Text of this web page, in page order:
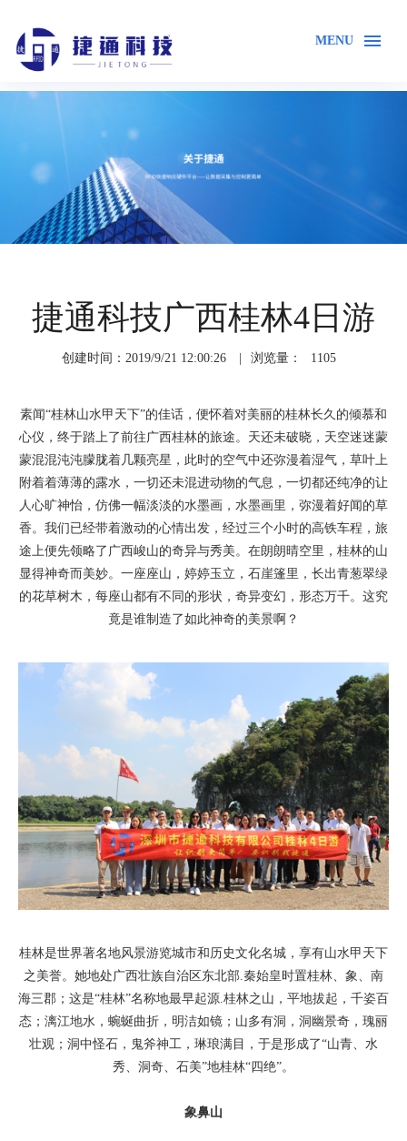
MENU
捷通科技广西桂林4日游
创建时间：2019/9/21 12:00:26 浏览量： 1105
素闻“桂林山水甲天下”的佳话，便怀着对美丽的桂林长久的倾慕和
心仪，终于踏上了前往广西桂林的旅途。天还未破晓，天空迷迷蒙
蒙混混沌沌朦胧着几颗亮星，此时的空气中还弥漫着湿气，草叶上
附着着薄薄的露水，一切还未混进动物的气息，一切都还纯净的让
人心旷神怡，仿佛一幅淡淡的水墨画，水墨画里，弥漫着好闻的草
香。我们已经带着激动的心情出发，经过三个小时的高铁车程，旅
途上便先领略了广西峻山的奇异与秀美。在朗朗晴空里，桂林的山
显得神奇而美妙。一座座山，婷婷玉立，石崖篷里，长出青葱翠绿
的花草树木，每座山都有不同的形状，奇异变幻，形态万千。这究
竟是谁制造了如此神奇的美景啊？
桂林是世界著名地风景游览城市和历史文化名城，享有山水甲天下
之美誉。她地处广西壮族自治区东北部.秦始皇时置桂林、象、南
海三郡；这是“桂林”名称地最早起源.桂林之山，平地拔起，千姿百
态；漓江地水，蜿蜒曲折，明洁如镜；山多有洞，洞幽景奇，瑰丽
壮观；洞中怪石，鬼斧神工，琳琅满目，于是形成了“山青、水
秀、洞奇、石美”地桂林“四绝”。
象鼻山